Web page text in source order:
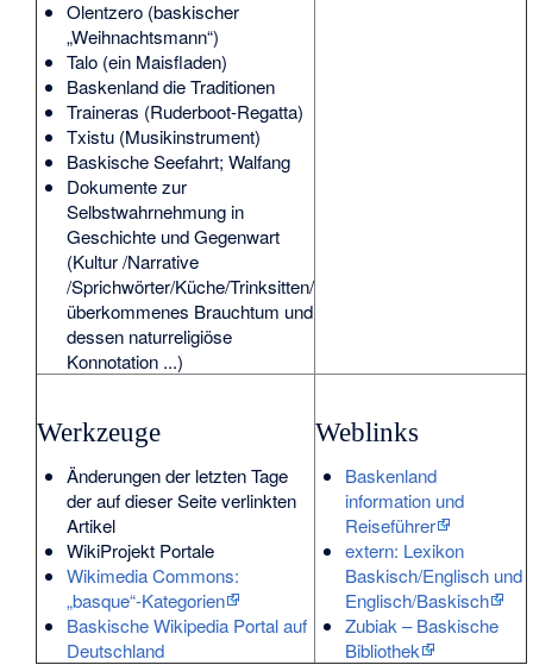
Olentzero(baskischer
„Weihnachtsmann“)
Talo(ein Maisfladen)
Baskenland die Traditionen
Traineras (Ruderboot-Regatta)
Txistu(Musikinstrument)
Baskische Seefahrt; Walfang
Dokumente zur
Selbstwahrnehmung in
Geschichte und Gegenwart
(Kultur /Narrative
/Sprichwörter/Küche/Trinksitten/
überkommenes Brauchtum und
dessen naturreligiöse
Konnotation ...)
Werkzeuge
Änderungen der letzten Tage
der auf dieser Seite verlinkten
Artikel
WikiProjekt Portale
Wikimedia Commons:
„basque“-Kategorien
Baskische Wikipedia Portal auf
Deutschland
Weblinks
Baskenland
information und
Reiseführer
extern: Lexikon
Baskisch/Englisch und
Englisch/Baskisch
Zubiak – Baskische
Bibliothek